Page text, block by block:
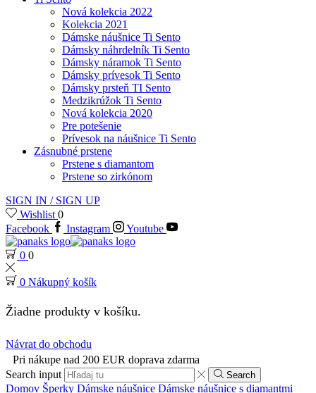
Nová kolekcia 2022
Kolekcia 2021
Dámske náušnice Ti Sento
Dámsky náhrdelník Ti Sento
Dámsky náramok Ti Sento
Dámsky prívesok Ti Sento
Dámsky prsteň TI Sento
Medzikrúžok Ti Sento
Nová kolekcia 2020
Pre potešenie
Prívesok na náušnice Ti Sento
Zásnubné prstene
Prstene s diamantom
Prstene so zirkónom
SIGN IN / SIGN UP
Wishlist 0
Facebook
Instagram Youtube
0 0
0 Nákupný košík
Žiadne produkty v košíku.
Návrat do obchodu
Pri nákupe nad 200 EUR doprava zdarma
Search input
Search
Domov Šperky Dámske náušnice Dámske náušnice s diamantmi